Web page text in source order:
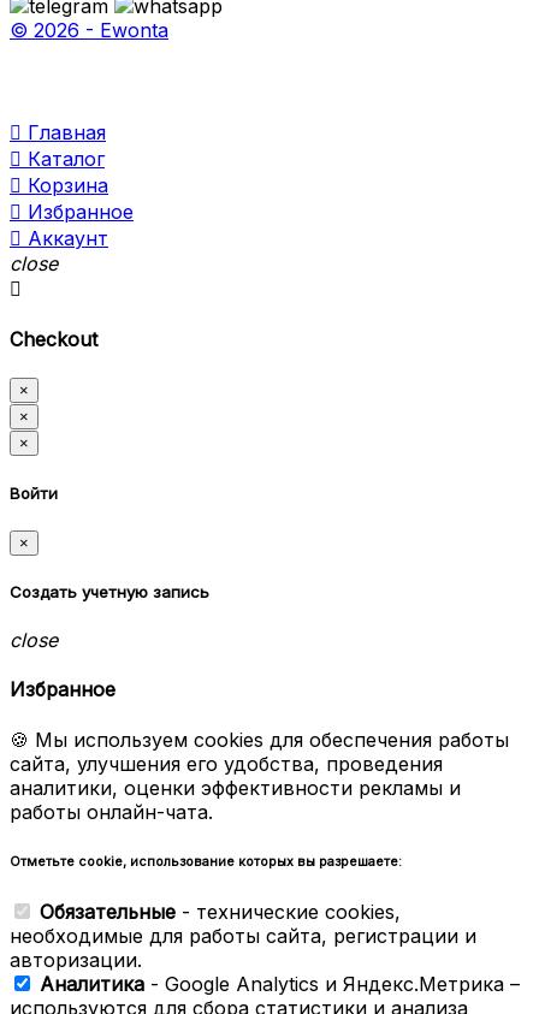
© 2026 - Ewonta
 Главная
 Каталог
 Корзина
 Избранное
 Аккаунт
close

Checkout
×
×
×
Войти
×
Создать учетную запись
close
Избранное
🍪 Мы используем cookies для обеспечения работы
сайта, улучшения его удобства, проведения
аналитики, оценки эффективности рекламы и
работы онлайн-чата.
Отметьте cookie, использование которых вы разрешаете:
Обязательные - технические cookies,
необходимые для работы сайта, регистрации и
авторизации.
Аналитика - Google Analytics и Яндекс.Метрика –
используются для сбора статистики и анализа